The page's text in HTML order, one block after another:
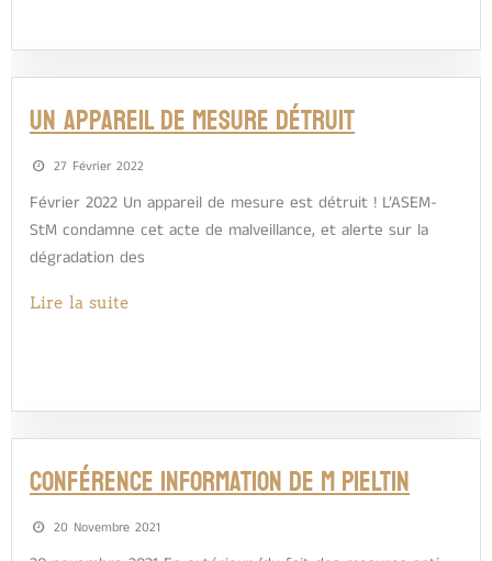
Un appareil de mesure détruit
27 Février 2022
Février 2022 Un appareil de mesure est détruit ! L’ASEM-
StM condamne cet acte de malveillance, et alerte sur la
dégradation des
Lire la suite
Conférence information de M Pieltin
20 Novembre 2021